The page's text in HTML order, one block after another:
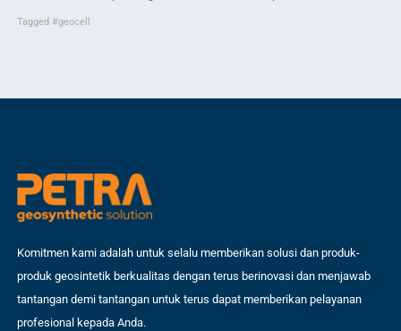
Tagged #geocell
Komitmen kami adalah untuk selalu memberikan solusi dan produk-
produk geosintetik berkualitas dengan terus berinovasi dan menjawab
tantangan demi tantangan untuk terus dapat memberikan pelayanan
profesional kepada Anda.